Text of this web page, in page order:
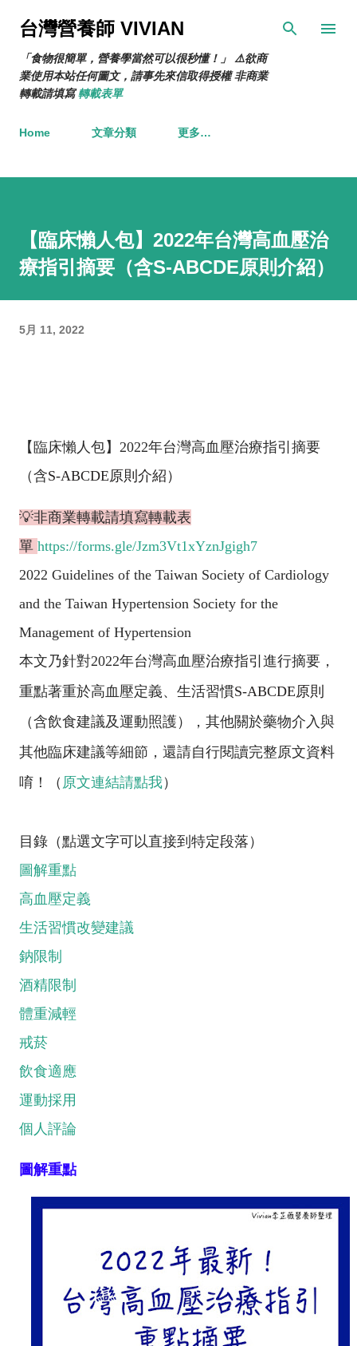
跳到主要內容
台灣營養師 VIVIAN
「食物很簡單，營養學當然可以很秒懂！」 ⚠️欲商
業使用本站任何圖文，請事先來信取得授權 非商業
轉載請填寫轉載表單
Home 文章分類 更多…
【臨床懶人包】2022年台灣高血壓治
療指引摘要（含S-ABCDE原則介紹）
5月 11, 2022
【臨床懶人包】 2022年台灣高血壓治療指引摘要
（含S-ABCDE原則介紹）
💡非商業轉載請填寫轉載表
單 https://forms.gle/Jzm3Vt1xYznJgigh7
2022 Guidelines of the Taiwan Society of Cardiology
and the Taiwan Hypertension Society for the
Management of Hypertension
本文乃針對2022年台灣高血壓治療指引進行摘要，
重點著重於高血壓定義、生活習慣S-ABCDE原則
（含飲食建議及運動照護），其他關於藥物介入與
其他臨床建議等細節，還請自行閱讀完整原文資料
唷！（ 原文連結請點我）
目錄（點選文字可以直接到特定段落）
圖解重點
高血壓定義
生活習慣改變建議
鈉限制
酒精限制
體重減輕
戒菸
飲食適應
運動採用
個人評論
圖解重點